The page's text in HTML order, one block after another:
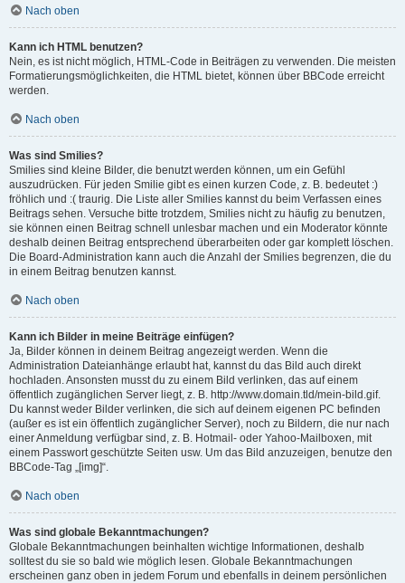
Nach oben
Kann ich HTML benutzen?
Nein, es ist nicht möglich, HTML-Code in Beiträgen zu verwenden. Die meisten
Formatierungsmöglichkeiten, die HTML bietet, können über BBCode erreicht
werden.
Nach oben
Was sind Smilies?
Smilies sind kleine Bilder, die benutzt werden können, um ein Gefühl
auszudrücken. Für jeden Smilie gibt es einen kurzen Code, z. B. bedeutet :)
fröhlich und :( traurig. Die Liste aller Smilies kannst du beim Verfassen eines
Beitrags sehen. Versuche bitte trotzdem, Smilies nicht zu häufig zu benutzen,
sie können einen Beitrag schnell unlesbar machen und ein Moderator könnte
deshalb deinen Beitrag entsprechend überarbeiten oder gar komplett löschen.
Die Board-Administration kann auch die Anzahl der Smilies begrenzen, die du
in einem Beitrag benutzen kannst.
Nach oben
Kann ich Bilder in meine Beiträge einfügen?
Ja, Bilder können in deinem Beitrag angezeigt werden. Wenn die
Administration Dateianhänge erlaubt hat, kannst du das Bild auch direkt
hochladen. Ansonsten musst du zu einem Bild verlinken, das auf einem
öffentlich zugänglichen Server liegt, z. B. http://www.domain.tld/mein-bild.gif.
Du kannst weder Bilder verlinken, die sich auf deinem eigenen PC befinden
(außer es ist ein öffentlich zugänglicher Server), noch zu Bildern, die nur nach
einer Anmeldung verfügbar sind, z. B. Hotmail- oder Yahoo-Mailboxen, mit
einem Passwort geschützte Seiten usw. Um das Bild anzuzeigen, benutze den
BBCode-Tag „[img]“.
Nach oben
Was sind globale Bekanntmachungen?
Globale Bekanntmachungen beinhalten wichtige Informationen, deshalb
solltest du sie so bald wie möglich lesen. Globale Bekanntmachungen
erscheinen ganz oben in jedem Forum und ebenfalls in deinem persönlichen